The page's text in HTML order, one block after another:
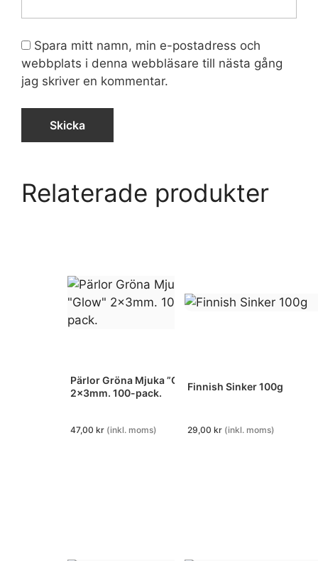
Spara mitt namn, min e-postadress och
webbplats i denna webbläsare till nästa gång
jag skriver en kommentar.
Relaterade produkter
Pärlor Gröna Mjuka ”Glow”
2x3mm. 100-pack.
47,00 kr (inkl. moms)
Finnish Sinker 100g
29,00kr (inkl. moms)